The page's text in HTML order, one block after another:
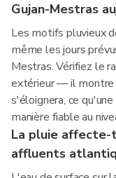
Gujan-Mestras
Les motifs pluvieux
même les jours
Mestras. Vérifiez le
extérieur — il montre
s'éloignera, ce
manière fiable au
La pluie
affluents